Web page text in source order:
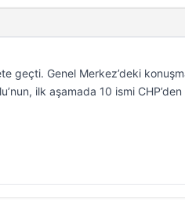
geçti. Genel Merkez’deki
ilk aşamada 10 ismi